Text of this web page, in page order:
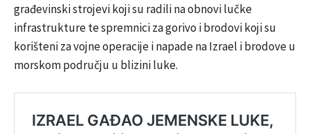
građevinski strojevi koji su radili na obnovi lučke
infrastrukture te spremnici za gorivo i brodovi koji su
korišteni za vojne operacije i napade na Izrael i brodove u
morskom području u blizini luke.